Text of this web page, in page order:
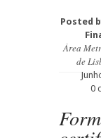
Posted
Área
de
0